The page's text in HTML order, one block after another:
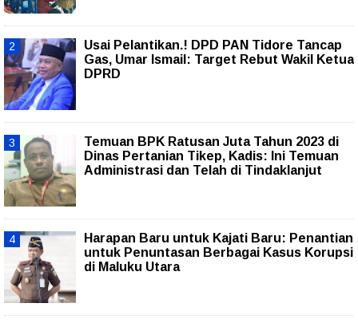
Usai Pelantikan.! DPD PAN Tidore Tancap
Gas, Umar Ismail: Target Rebut Wakil Ketua
DPRD
Temuan BPK Ratusan Juta Tahun 2023 di
Dinas Pertanian Tikep, Kadis: Ini Temuan
Administrasi dan Telah di Tindaklanjut
Harapan Baru untuk Kajati Baru: Penantian
untuk Penuntasan Berbagai Kasus Korupsi
di Maluku Utara